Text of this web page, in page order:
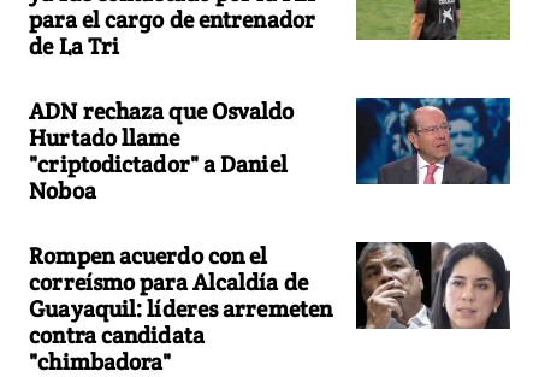
para el cargo de entrenador
de La Tri
ADN rechaza que Osvaldo
Hurtado llame
"criptodictador" a Daniel
Noboa
Rompen acuerdo con el
correísmo para Alcaldía de
Guayaquil: líderes arremeten
contra candidata
"chimbadora"